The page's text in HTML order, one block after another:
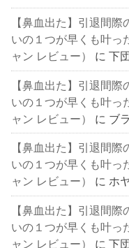
【鼻血出た】引退間
いの１つが早くも叶っ
ャン レビュー）
に下団
【鼻血出た】引退間
いの１つが早くも叶っ
ャン レビュー）
に ブ
【鼻血出た】引退間
いの１つが早くも叶っ
ャン レビュー）
に ホ
【鼻血出た】引退間
いの１つが早くも叶っ
ャン レビュー）
に下